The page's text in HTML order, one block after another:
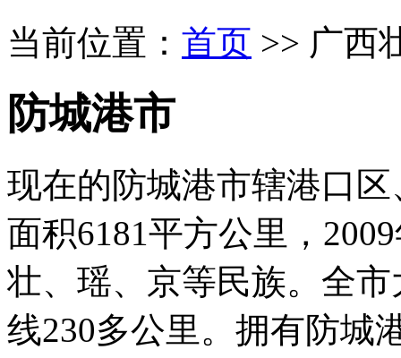
当前位置： 首页 >> 广西
防城港市
现在的防城港市辖港口
面积6181平方公里，
壮、瑶、京等民族。全
线230多公里。拥有防城